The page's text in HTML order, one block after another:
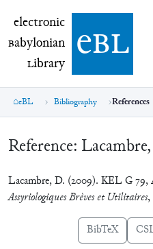
electronic Babylonian
electronic
Babylonian
Library ebl
eBL Bibliography References
Reference:
Lacambre, D. (2009). KEL G 79,
Assyriologiques Brèves et Utilitaires,
BibTeX